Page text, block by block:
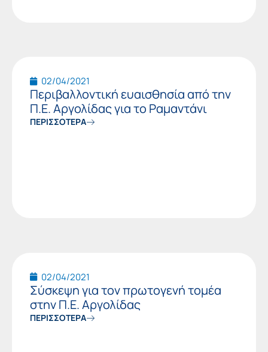
02/04/2021
Περιβαλλοντική ευαισθησία από την
Π.Ε. Αργολίδας για το Ραμαντάνι
ΠΕΡΙΣΣΟΤΕΡΑ
02/04/2021
Σύσκεψη για τον πρωτογενή τομέα
στην Π.Ε. Αργολίδας
ΠΕΡΙΣΣΟΤΕΡΑ